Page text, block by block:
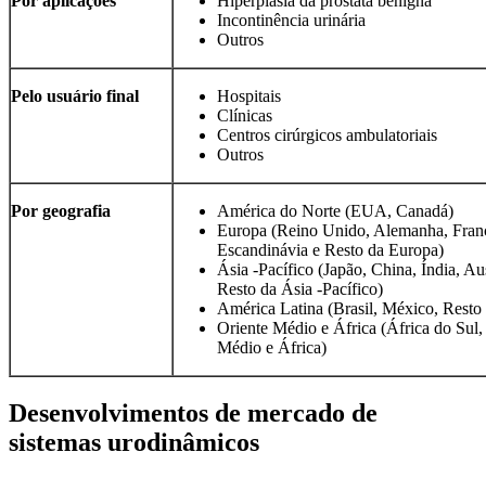
Incontinência urinária
Outros
Pelo usuário final
Hospitais
Clínicas
Centros cirúrgicos ambulatoriais
Outros
Por geografia
América do Norte (EUA, Canadá)
Europa (Reino Unido, Alemanha,
Escandinávia e Resto da Europa)
Ásia -Pacífico (Japão, China, Índia,
Resto da Ásia -Pacífico)
América Latina (Brasil, México,
Oriente Médio e África (África do Sul,
Médio e África)
Desenvolvimentos de mercado de
sistemas urodinâmicos